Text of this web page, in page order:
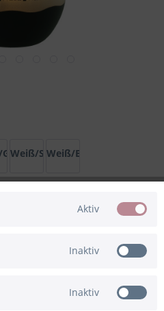
Weiß/SilberWeiß/Bronze
WarenkorbAktiv
Inaktiv
Inaktiv